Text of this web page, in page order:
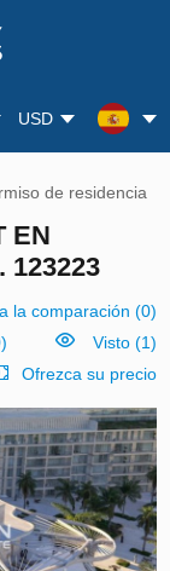
USD
de residencia
EN
123223
la comparación (0)
)
Visto (1)
Ofrezca su precio